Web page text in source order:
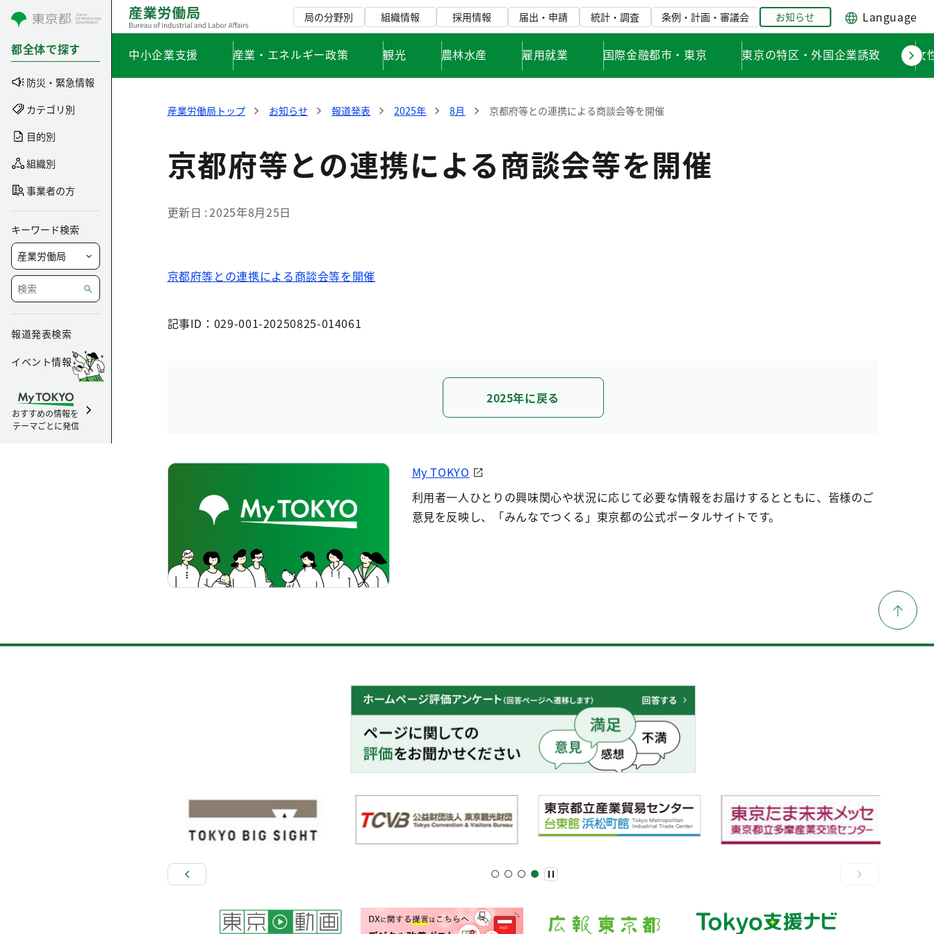
コンテンツにスキップ
都全体で探す
防災・緊急情報
カテゴリ別
目的別
組織別
事業者の方
キーワード検索
報道発表検索
イベント情報
おすすめの情報を
テーマごとに発信
局の分野別 組織情報 採用情報 届出・申請 統計・調査 条例・計画・審議会 お知らせ Language
中小企業支援 産業・エネルギー政策 観光 農林水産 雇用就業 国際金融都市・東京 東京の特区・外国企業誘致 女
産業労働局トップ お知らせ 報道発表 2025年 8月 京都府等との連携による商談会等を開催
京都府等との連携による商談会等を開催
更新日 2025年8月25日
京都府等との連携による商談会等を開催
記事ID：029-001-20250825-014061
2025年に戻る
My TOKYO
利用者一人ひとりの興味関心や状況に応じて必要な情報をお届けするとともに、皆様のご
意見を反映し、「みんなでつくる」東京都の公式ポータルサイトです。